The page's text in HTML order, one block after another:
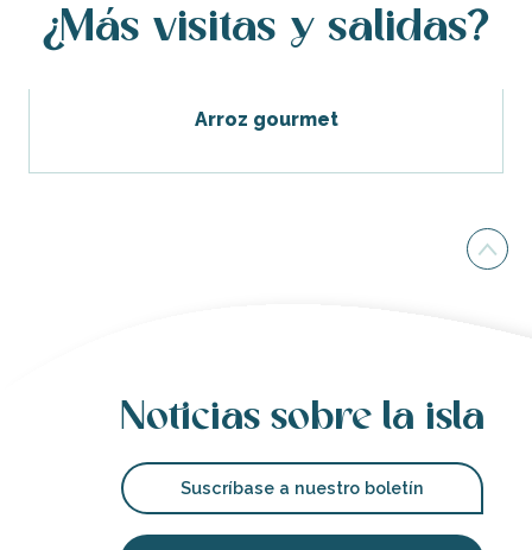
¿Más visitas y salidas?
Arroz gourmet
Noticias sobre la isla
Suscríbase a nuestro boletín